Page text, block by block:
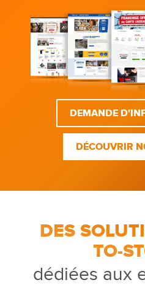
DEMANDE
DÉCOUVRIR
DES
TO-
dédiées aux